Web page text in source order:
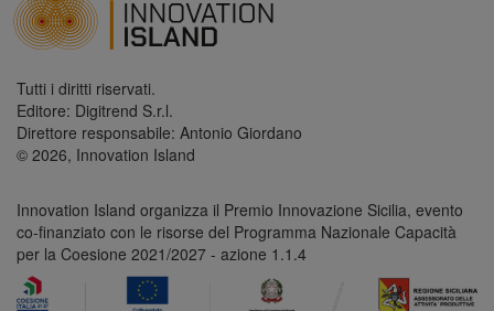
Tutti i diritti riservati.
Editore: Digitrend S.r.l.
Direttore responsabile: Antonio Giordano
© 2026, Innovation Island
Innovation Island organizza il Premio Innovazione Sicilia, evento
co-finanziato con le risorse del Programma Nazionale Capacità
per la Coesione 2021/2027 - azione 1.1.4